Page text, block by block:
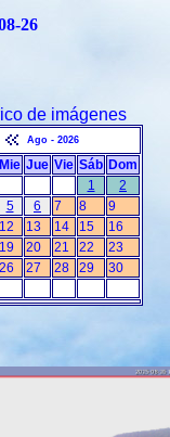
26
de imágenes
Ago - 2026
Mie Jue Vie Sáb Dom
1
2
5 6 7 8
9
12 13 14 15
16
19 20 21 22
23
26 27 28 29
30